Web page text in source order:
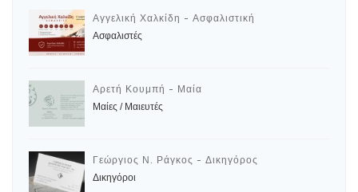
Αγγελική Χαλκίδη - Ασφαλιστική
Ασφαλιστές
Αρετή Κουμπή - Μαία
Μαίες / Μαιευτές
Γεώργιος Ν. Ράγκος - Δικηγόρος
Δικηγόροι